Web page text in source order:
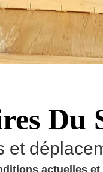
Du
et
actuelles